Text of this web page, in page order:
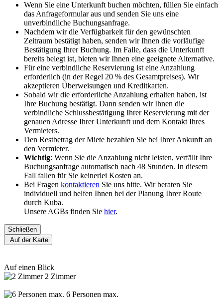
Wenn Sie eine Unterkunft buchen möchten, füllen Sie einfach
das Anfrageformular aus und senden Sie uns eine
unverbindliche Buchungsanfrage.
Nachdem wir die Verfügbarkeit für den gewünschten
Zeitraum bestätigt haben, senden wir Ihnen die vorläufige
Bestätigung Ihrer Buchung. Im Falle, dass die Unterkunft
bereits belegt ist, bieten wir Ihnen eine geeignete Alternative.
Für eine verbindliche Reservierung ist eine Anzahlung
erforderlich (in der Regel 20 % des Gesamtpreises). Wir
akzeptieren Überweisungen und Kreditkarten.
Sobald wir die erforderliche Anzahlung erhalten haben, ist
Ihre Buchung bestätigt. Dann senden wir Ihnen die
verbindliche Schlussbestätigung Ihrer Reservierung mit der
genauen Adresse Ihrer Unterkunft und dem Kontakt Ihres
Vermieters.
Den Restbetrag der Miete bezahlen Sie bei Ihrer Ankunft an
den Vermieter.
Wichtig: Wenn Sie die Anzahlung nicht leisten, verfällt Ihre
Buchungsanfrage automatisch nach 48 Stunden. In diesem
Fall fallen für Sie keinerlei Kosten an.
Bei Fragen kontaktieren Sie uns bitte. Wir beraten Sie
individuell und helfen Ihnen bei der Planung Ihrer Route
durch Kuba.
Unsere AGBs finden Sie hier.
Schließen
Auf der Karte
Auf einen Blick
2 Zimmer
6 Personen max.